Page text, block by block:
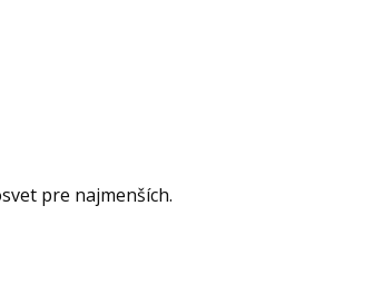
pre najmenších.